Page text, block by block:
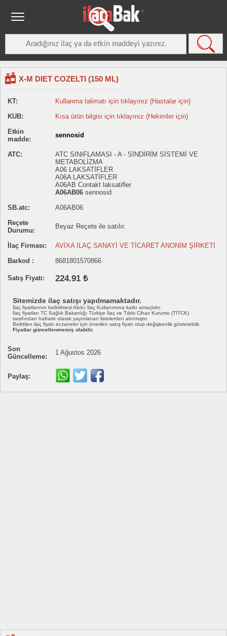
X-M DIET COZELTI (150 ML)
KT:
Kullanma talimatı için tıklayınız (Hastalar için)
KUB:
Kısa ürün bilgisi için tıklayınız (Hekimler için)
Etkin
madde:
sennosid
ATC:
ATC SINIFLAMASI - A - SİNDİRİM SİSTEMİ VE
METABOLİZMA
A06 LAKSATİFLER
A06A LAKSATİFLER
A06AB Contakt laksatifler
A06AB06 sennosid
SB.atc:
A06AB06
Reçete
Durumu:
Beyaz Reçete ile satılır.
İlaç Firması:
AVİXA İLAÇ SANAYİ VE TİCARET ANONİM ŞİRKETİ
Barkod :
8681801570866
Satış Fiyatı: 224.91 ₺
Sitemizde ilaç satışı yapılmamaktadır.
İlaç fiyatlarının belirtilmesi Akılcı İlaç Kullanımına katkı amaçlıdır.
İlaç fiyatları TC Sağlık Bakanlığı Türkiye İlaç ve Tıbbi Cihaz Kurumu (TİTCK)
tarafından haftalık olarak yayınlanan listelerden alınmıştır.
Belirtilen ilaç fiyatı eczaneler için önerilen satış fiyatı olup değişkenlik gösterebilir.
Fiyatlar güncellenmemiş olabilir.
Son
Güncelleme:
1 Ağustos 2026
Paylaş: